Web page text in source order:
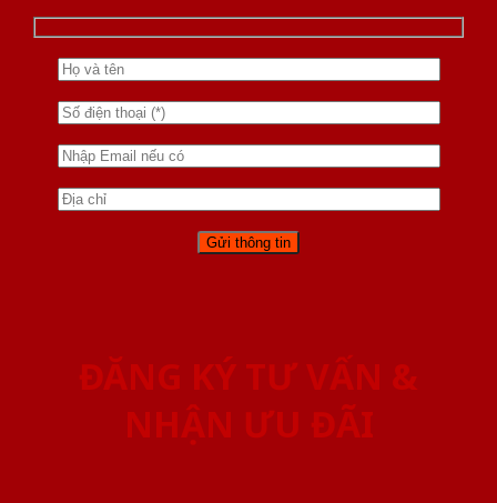
ĐĂNG KÝ TƯ VẤN &
NHẬN ƯU ĐÃI